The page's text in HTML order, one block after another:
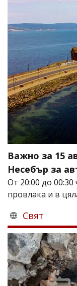
Важно за 15
Несебър за
От 20:00 до 00:30
провлака и в
Свят